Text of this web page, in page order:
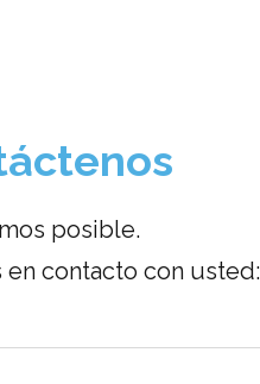
posible.
contacto con usted: